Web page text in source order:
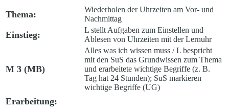
Thema:
Wiederholen der Uhrzeiten am Vor- und
Nachmittag
Einstieg:
L stellt Aufgaben zum Einstellen und
Ablesen von Uhrzeiten mit der Lernuhr
M 3 (MB)
Alles was ich wissen muss / L bespricht
mit den SuS das Grundwissen zum Thema
und erarbeitete wichtige Begriffe (z. B.
Tag hat 24 Stunden); SuS markieren
wichtige Begriffe (UG)
Erarbeitung: